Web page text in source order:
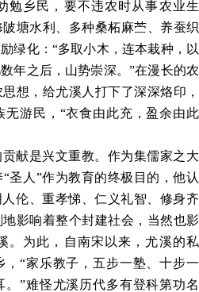
勉乡民，要不违农时从事农业生
塘水利、多种桑柘麻苎、养蚕织
绿化： “多取小木，连本栽种，以
年之后，山势崇深。”在漫长的农
想，给尤溪人打下了深深烙印，
无游民，“衣食由此充，盈余由此
献是兴文重教。作为集儒家之大
“圣人”作为教育的终极目的，他认
伦、重孝悌、仁义礼智、修身齐
影响着整个封建社会，当然也影
。为此，自南宋以来，尤溪的私
“家乐教子，五步一塾、十步一
。”难怪尤溪历代多有登科第功名